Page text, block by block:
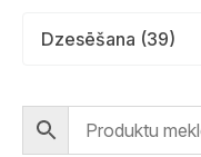
Dzesēšana (39)